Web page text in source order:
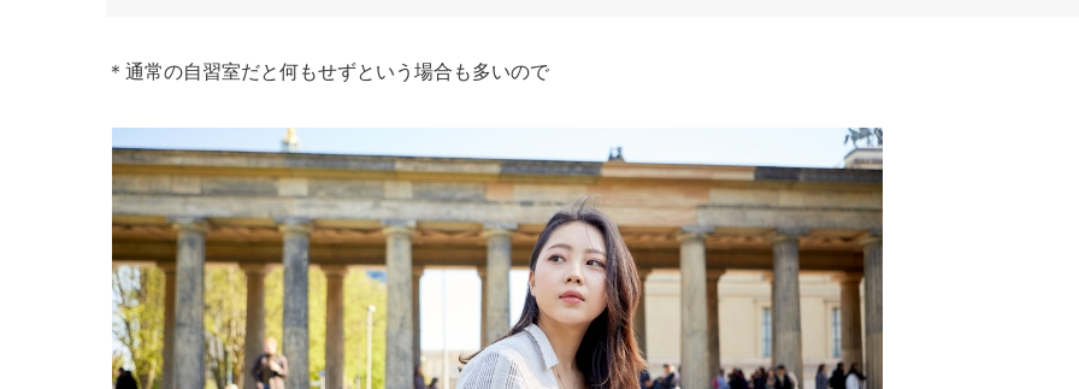
＊通常の自習室だと何もせずという場合も多いので